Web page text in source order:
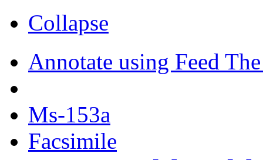
Collapse
Annotate using Feed
Ms-153a
Facsimile